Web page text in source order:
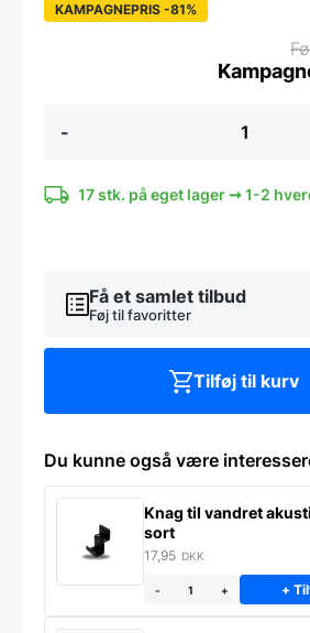
-
Hexagon
farver
KAMPAGNEPRIS -81%
17 stk. på eget lager ➞ 1-2
Få et samlet tilbud
Føj til favoritter
Tilføj til kurv
Du kunne også være
Knag til vandret
sort
17,95 DKK
- + +